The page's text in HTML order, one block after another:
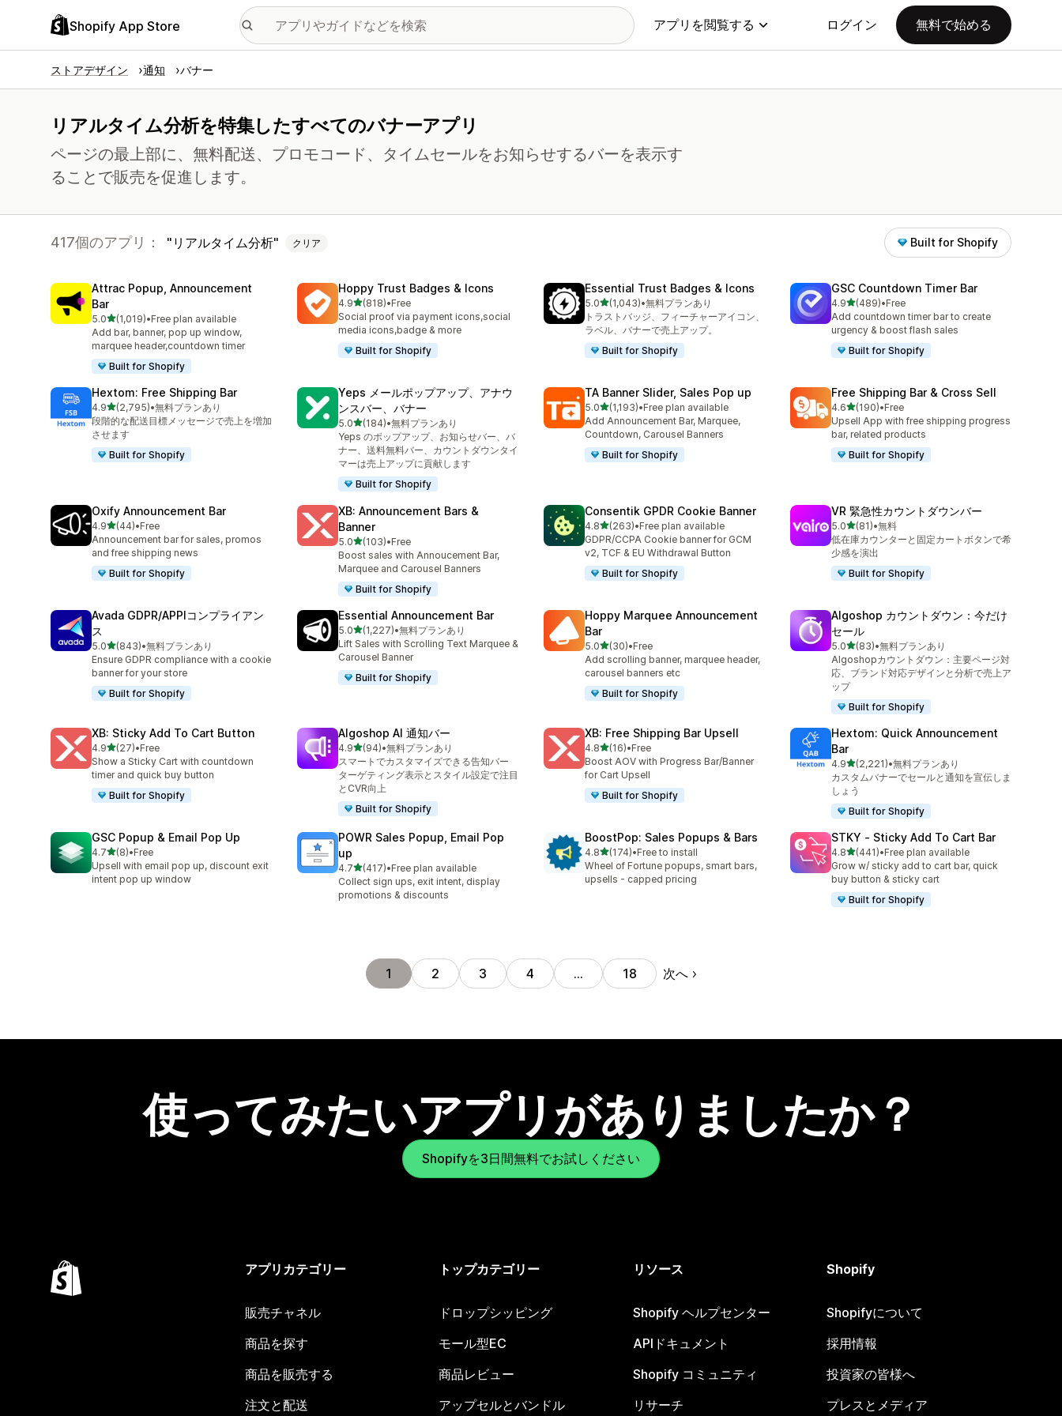
Shopify App Store アプリを閲覧する ログイン 無料で始める
ストアデザイン 通知 バナー
リアルタイム分析を特集したすべてのバナーアプリ
ページの最上部に、無料配送、プロモコード、タイムセールをお知らせするバーを表示す
ることで販売を促進します。
417個のアプリ： リアルタイム分析 クリア Built for Shopify
Attrac Popup, Announcement
Bar
5.05つ星中
(1,019)
合計レビュー数：1019件
•Free plan available
Add bar, banner, pop up window,
marquee header,countdown timer
Built for Shopify
Hoppy Trust Badges & Icons
4.95つ星中
(818)
合計レビュー数：818件
•Free
Social proof via payment icons,social
media icons,badge & more
Built for Shopify
Essential Trust Badges & Icons
5.05つ星中
(1,043)
合計レビュー数：1043件
•無料プランあり
トラストバッジ、フィーチャーアイコン、
ラベル、バナーで売上アップ。
Built for Shopify
GSC Countdown Timer Bar
4.95つ星中
(489)
合計レビュー数：489件
•Free
Add countdown timer bar to create
urgency & boost flash sales
Built for Shopify
Hextom: Free Shipping Bar
4.95つ星中
(2,795)
合計レビュー数：2795件
•無料プランあり
段階的な配送目標メッセージで売上を増加
させます
Built for Shopify
Yeps メールポップアップ、アナウ
ンスバー、バナー
5.05つ星中
(184)
合計レビュー数：184件
•無料プランあり
Yeps のポップアップ、お知らせバー、バ
ナー、送料無料バー、カウントダウンタイ
マーは売上アップに貢献します
Built for Shopify
TA Banner Slider, Sales Pop up
5.05つ星中
(1,193)
合計レビュー数：1193件
•Free plan available
Add Announcement Bar, Marquee,
Countdown, Carousel Banners
Built for Shopify
Free Shipping Bar & Cross Sell
4.65つ星中
(190)
合計レビュー数：190件
•Free
Upsell App with free shipping progress
bar, related products
Built for Shopify
Oxify Announcement Bar
4.95つ星中
(44)
合計レビュー数：44件
•Free
Announcement bar for sales, promos
and free shipping news
Built for Shopify
XB: Announcement Bars &
Banner
5.05つ星中
(103)
合計レビュー数：103件
•Free
Boost sales with Annoucement Bar,
Marquee and Carousel Banners
Built for Shopify
Consentik GPDR Cookie Banner
4.85つ星中
(263)
合計レビュー数：263件
•Free plan available
GDPR/CCPA Cookie banner for GCM
v2, TCF & EU Withdrawal Button
Built for Shopify
VR 緊急性カウントダウンバー
5.05つ星中
(81)
合計レビュー数：81件
•無料
低在庫カウンターと固定カートボタンで希
少感を演出
Built for Shopify
Avada GDPR/APPIコンプライアン
ス
5.05つ星中
(843)
合計レビュー数：843件
•無料プランあり
Ensure GDPR compliance with a cookie
banner for your store
Built for Shopify
Essential Announcement Bar
5.05つ星中
(1,227)
合計レビュー数：1227件
•無料プランあり
Lift Sales with Scrolling Text Marquee &
Carousel Banner
Built for Shopify
Hoppy Marquee Announcement
Bar
5.05つ星中
(30)
合計レビュー数：30件
•Free
Add scrolling banner, marquee header,
carousel banners etc
Built for Shopify
Algoshop カウントダウン：今だけ
セール
5.05つ星中
(83)
合計レビュー数：83件
•無料プランあり
Algoshopカウントダウン：主要ページ対
応、ブランド対応デザインと分析で売上ア
ップ
Built for Shopify
XB: Sticky Add To Cart Button
4.95つ星中
(27)
合計レビュー数：27件
•Free
Show a Sticky Cart with countdown
timer and quick buy button
Built for Shopify
Algoshop AI 通知バー
4.95つ星中
(94)
合計レビュー数：94件
•無料プランあり
スマートでカスタマイズできる告知バー
ターゲティング表示とスタイル設定で注目
とCVR向上
Built for Shopify
XB: Free Shipping Bar Upsell
4.85つ星中
(16)
合計レビュー数：16件
•Free
Boost AOV with Progress Bar/Banner
for Cart Upsell
Built for Shopify
Hextom: Quick Announcement
Bar
4.95つ星中
(2,221)
合計レビュー数：2221件
•無料プランあり
カスタムバナーでセールと通知を宣伝しま
しょう
Built for Shopify
GSC Popup & Email Pop Up
4.75つ星中
(8)
合計レビュー数：8件
•Free
Upsell with email pop up, discount exit
intent pop up window
POWR Sales Popup, Email Pop
up
4.75つ星中
(417)
合計レビュー数：417件
•Free plan available
Collect sign ups, exit intent, display
promotions & discounts
BoostPop: Sales Popups & Bars
4.85つ星中
(174)
合計レビュー数：174件
•Free to install
Wheel of Fortune popups, smart bars,
upsells - capped pricing
STKY ‑ Sticky Add To Cart Bar
4.85つ星中
(441)
合計レビュー数：441件
•Free plan available
Grow w/ sticky add to cart bar, quick
buy button & sticky cart
Built for Shopify
1 2 3 4 … 18 次へ
使ってみたいアプリがありましたか？
Shopifyを3日間無料でお試しください
アプリカテゴリー
販売チャネル
商品を探す
商品を販売する
注文と配送
トップカテゴリー
ドロップシッピング
モール型EC
商品レビュー
アップセルとバンドル
リソース
Shopify ヘルプセンター
APIドキュメント
Shopify コミュニティ
リサーチ
Shopify
Shopifyについて
採用情報
投資家の皆様へ
プレスとメディア